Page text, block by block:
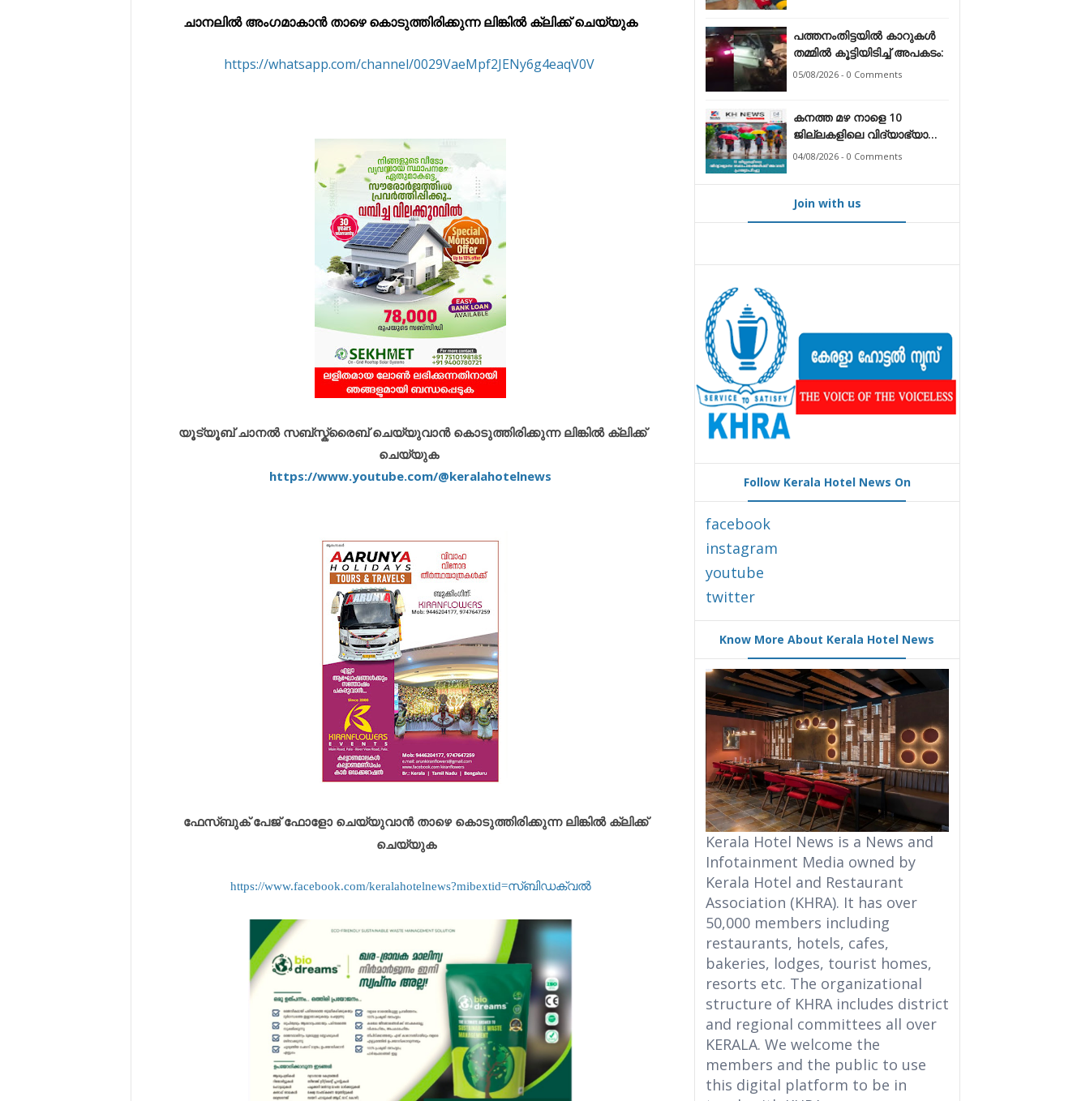
ചാനലിൽ അംഗമാകാൻ താഴെ കൊടുത്തിരിക്കുന്ന ലിങ്കിൽ ക്ലിക്ക് ചെയ്യുക
https://whatsapp.com/channel/0029VaeMpf2JENy6g4eaqV0V
യൂട്യൂബ് ചാനൽ സബ്സ്ക്രൈബ് ചെയ്യുവാൻ കൊടുത്തിരിക്കുന്ന ലിങ്കിൽ ക്ലിക്ക്
ചെയ്യുക
https://www.youtube.com/@keralahotelnews
ഫേസ്ബുക് പേജ് ഫോളോ ചെയ്യുവാൻ താഴെ കൊടുത്തിരിക്കുന്ന ലിങ്കിൽ ക്ലിക്ക്
ചെയ്യുക
https://www.facebook.com/keralahotelnews?mibextid=സ്‌ബിഡക്വൽ
പത്തനംതിട്ടയിൽ കാറുകൾ
തമ്മിൽ കൂട്ടിയിടിച്ച് അപകടം:
05/08/2026 - 0 Comments
കനത്ത മഴ നാളെ 10
ജില്ലകളിലെ വിദ്യാഭ്യാസ
സ്ഥാപനങ്ങൾക്ക് അവധി
04/08/2026 - 0 Comments
Join with us
Follow Kerala Hotel News On
facebook
instagram
youtube
twitter
Know More About Kerala Hotel News
Kerala Hotel News is a News and
Infotainment Media owned by
Kerala Hotel and Restaurant
Association (KHRA). It has over
50,000 members including
restaurants, hotels, cafes,
bakeries, lodges, tourist homes,
resorts etc. The organizational
structure of KHRA includes district
and regional committees all over
KERALA. We welcome the
members and the public to use
this digital platform to be in